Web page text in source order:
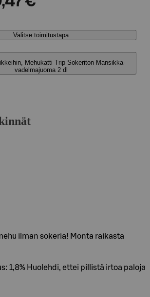
Valitse toimitustapa
Mehukatti Trip Sokeriton Mansikka-
vadelmajuoma 2 dl
ilman sokeria! Monta raikasta
1,8% Huolehdi, ettei pillistä irtoa paloja